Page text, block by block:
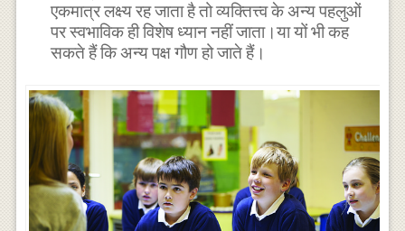
एकमात्र लक्ष्य रह जाता है तो व्यक्तित्त्व के अन्य पहलुओं
पर स्वभाविक ही विशेष ध्यान नहीं जाता।या यों भी कह
सकते हैं कि अन्य पक्ष गौण हो जाते हैं।